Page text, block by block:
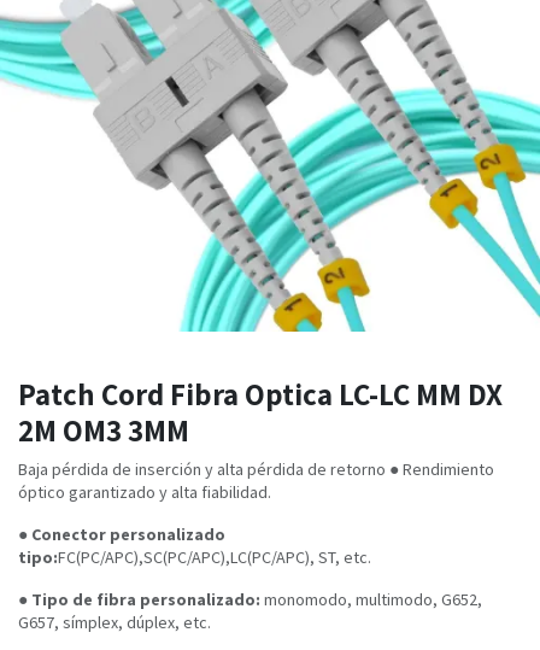
Patch Cord Fibra Optica LC-LC MM DX
2M OM3 3MM
Baja pérdida de inserción y alta pérdida de retorno ● Rendimiento
óptico garantizado y alta fiabilidad.
● Conector personalizado
tipo:FC(PC/APC),SC(PC/APC),LC(PC/APC), ST, etc.
● Tipo de fibra personalizado: monomodo, multimodo, G652,
G657, símplex, dúplex, etc.